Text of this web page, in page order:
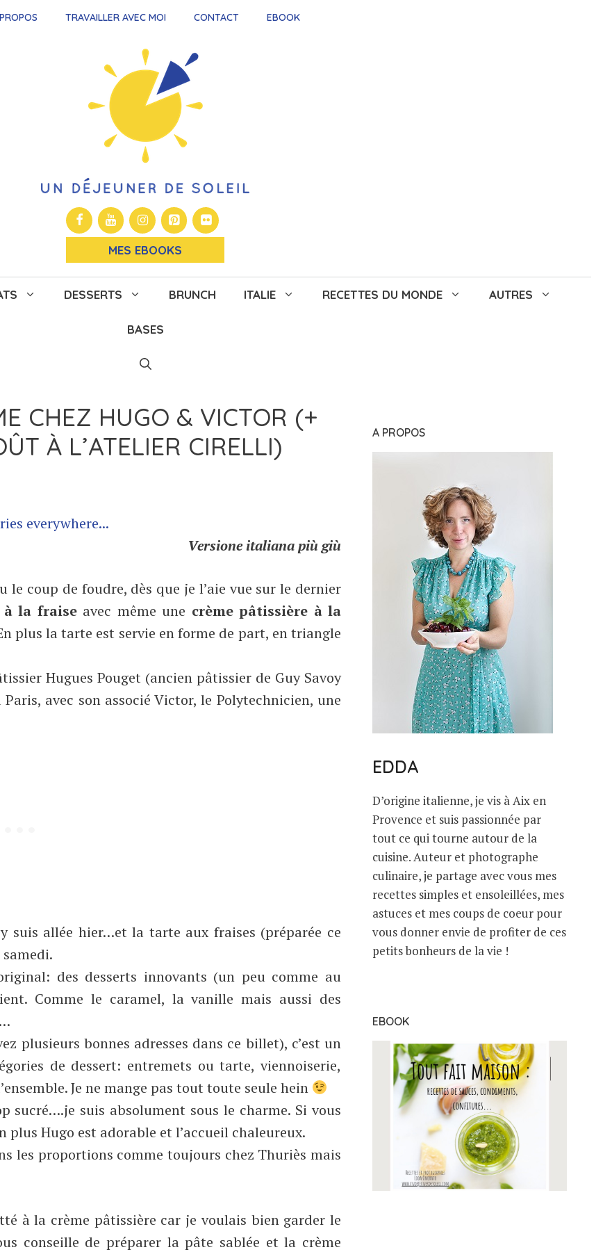
TRAVAILLER AVEC MOI CONTACT EBOOK
MES EBOOKS
DESSERTS BRUNCH ITALIE RECETTES DU MONDE AUTRES
BASES
CHEZ HUGO & VICTOR (+
À L’ATELIER CIRELLI)
Versione italiana più giù
le coup de foudre, dès que je l’aie vue sur le dernier
à la fraiseavec même une crème pâtissière à la
plus la tarte est servie en forme de part, en triangle
Hugues Pouget (ancien pâtissier de Guy Savoy
avec son associé Victor, le Polytechnicien, une
suis allée hier…et la tarte aux fraises (préparée ce
des desserts innovants (un peu comme au
Comme le caramel, la vanille mais aussi des
plusieurs bonnes adresses dans ce billet), c’est un
de dessert: entremets ou tarte, viennoiserie,
Je ne mange pas tout toute seule hein
suis absolument sous le charme. Si vous
plus Hugo est adorable et l’accueil chaleureux.
les proportions comme toujours chez Thuriès mais
à la crème pâtissière car je voulais bien garder le
conseille de préparer la pâte sablée et la crème
A PROPOS
EDDA
D’origine italienne, je vis à Aix en
Provence et suis passionnée par
tout ce qui tourne autour de la
cuisine. Auteur et photographe
culinaire, je partage avec vous mes
recettes simples et ensoleillées, mes
astuces et mes coups de coeur pour
vous donner envie de profiter de ces
petits bonheurs de la vie !
EBOOK